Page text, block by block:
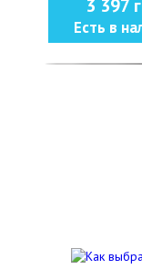
3 397
Есть в